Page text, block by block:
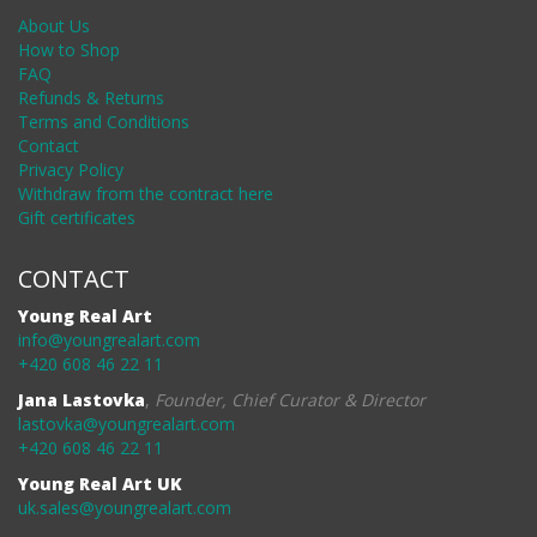
About Us
How to Shop
FAQ
Refunds & Returns
Terms and Conditions
Contact
Privacy Policy
Withdraw from the contract here
Gift certificates
CONTACT
Young Real Art
info@youngrealart.com
+420 608 46 22 11
Jana Lastovka, Founder, Chief Curator & Director
lastovka@youngrealart.com
+420 608 46 22 11
Young Real Art UK
uk.sales@youngrealart.com